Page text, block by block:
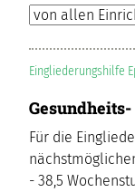
Eingliederungshilfe
Für die
- 38,5